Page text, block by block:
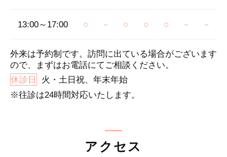
13:00～17:00 ○ － ○ ○ ○ － －
外来は予約制です。訪問に出ている場合がございます
ので、まずはお電話にてご相談ください。
休診日
火・土日祝、年末年始
※往診は24時間対応いたします。
アクセス